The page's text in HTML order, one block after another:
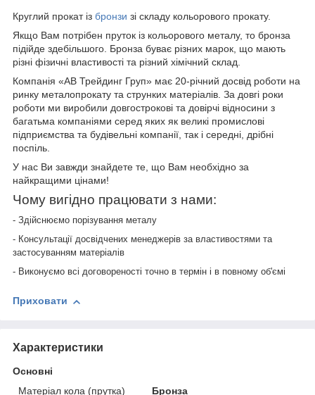
Круглий прокат із бронзи зі складу кольорового прокату.
Якщо Вам потрібен пруток із кольорового металу, то бронза
підійде здебільшого. Бронза буває різних марок, що мають
різні фізичні властивості та різний хімічний склад.
Компанія «АВ Трейдинг Груп» має 20-річний досвід роботи на
ринку металопрокату та струнких матеріалів. За довгі роки
роботи ми виробили довгострокові та довірчі відносини з
багатьма компаніями серед яких як великі промислові
підприємства та будівельні компанії, так і середні, дрібні
поспіль.
У нас Ви завжди знайдете те, що Вам необхідно за
найкращими цінами!
Чому вигідно працювати з нами:
- Здійснюємо порізування металу
- Консультації досвідчених менеджерів за властивостями та
застосуванням матеріалів
- Виконуємо всі договореності точно в термін і в повному об'ємі
Приховати
Характеристики
Основні
Матеріал кола (прутка)
Бронза